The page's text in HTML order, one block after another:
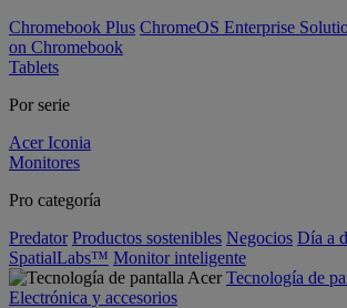
Chromebook Plus ChromeOS Enterprise
on Chromebook
Tablets
Por serie
Acer Iconia
Monitores
Pro categoría
Predator Productos sostenibles Negocios Día a
SpatialLabs™ Monitor inteligente
Tecnología de
Electrónica y accesorios